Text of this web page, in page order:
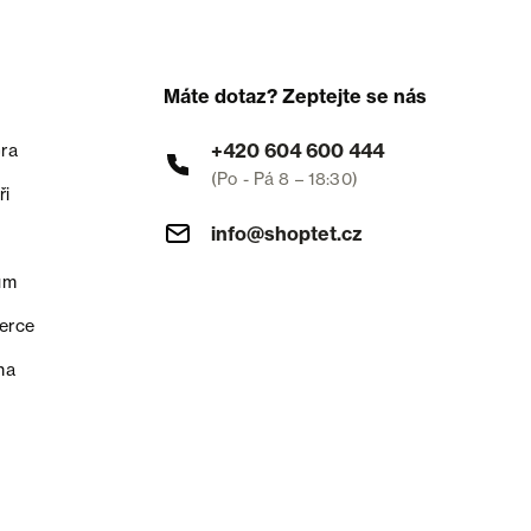
Máte dotaz? Zeptejte se nás
+420 604 600 444
(Po - Pá 8 – 18:30)
info@shoptet.cz